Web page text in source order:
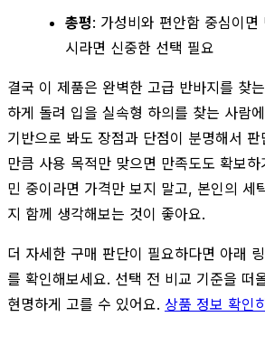
총평: 가성비와 편안함 중심이
시라면 신중한 선택 필요
결국 이 제품은 완벽한 고급 반바지를 찾
하게 돌려 입을 실속형 하의를 찾는 사람
기반으로 봐도 장점과 단점이 분명해서
만큼 사용 목적만 맞으면 만족도도 확보
민 중이라면 가격만 보지 말고, 본인의 세
지 함께 생각해보는 것이 좋아요.
더 자세한 구매 판단이 필요하다면 아래
를 확인해보세요. 선택 전 비교 기준을 떠
현명하게 고를 수 있어요. 상품 정보 확인